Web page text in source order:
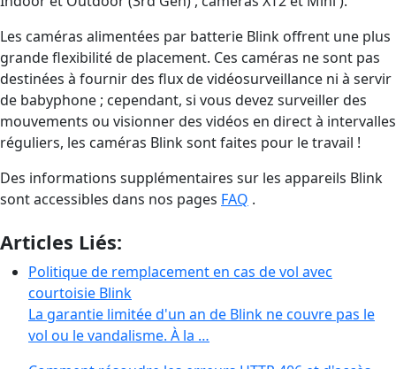
Les caméras alimentées par batterie Blink offrent une plus
grande flexibilité de placement. Ces caméras ne sont pas
destinées à fournir des flux de vidéosurveillance ni à servir
de babyphone ; cependant, si vous devez surveiller des
mouvements ou visionner des vidéos en direct à intervalles
réguliers, les caméras Blink sont faites pour le travail !
Des informations supplémentaires sur les appareils Blink
sont accessibles dans nos pages FAQ .
Articles Liés:
Politique de remplacement en cas de vol avec
courtoisie Blink
La garantie limitée d'un an de Blink ne couvre pas le
vol ou le vandalisme. À la …